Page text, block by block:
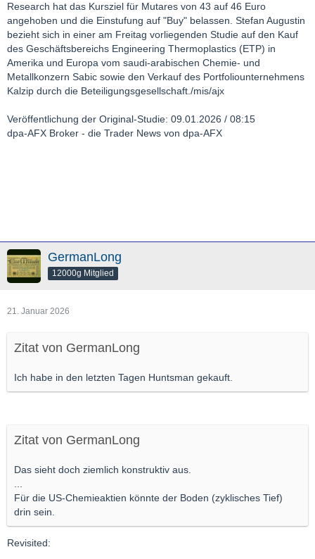
Research hat das Kursziel für Mutares von 43 auf 46 Euro
angehoben und die Einstufung auf "Buy" belassen. Stefan Augustin
bezieht sich in einer am Freitag vorliegenden Studie auf den Kauf
des Geschäftsbereichs Engineering Thermoplastics (ETP) in
Amerika und Europa vom saudi-arabischen Chemie- und
Metallkonzern Sabic sowie den Verkauf des Portfoliounternehmens
Kalzip durch die Beteiligungsgesellschaft./mis/ajx
Veröffentlichung der Original-Studie: 09.01.2026 / 08:15
dpa-AFX Broker - die Trader News von dpa-AFX
GermanLong
12000g Mitglied
21. Januar 2026
Zitat von GermanLong
Ich habe in den letzten Tagen Huntsman gekauft.
Zitat von GermanLong
Das sieht doch ziemlich konstruktiv aus.
...
Für die US-Chemieaktien könnte der Boden (zyklisches Tief)
drin sein.
Revisited: